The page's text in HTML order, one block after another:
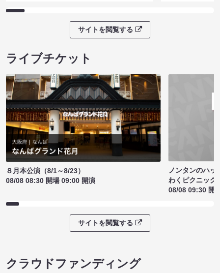
サイトを閲覧する
ライブチケット
８月本公演（8/1～8/23）
08/08 08:30 開場 09:00 開演
ノンタンのハッ
わくピクニック
08/08 09:30 開
サイトを閲覧する
クラウドファンディング